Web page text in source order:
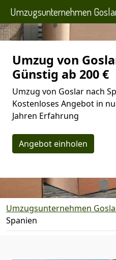
Umzugsunternehmen
Umzug von
Günstig ab 200 €
Umzug von Goslar nach
Kostenloses Angebot in
Jahren Erfahrung
Angebot einholen
Umzugsunternehmen
Spanien